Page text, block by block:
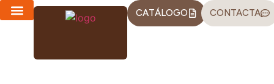
CATÁLOGO CONTACTA